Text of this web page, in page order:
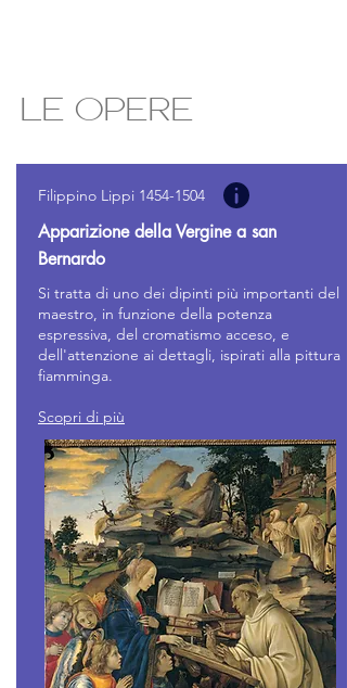
LE OPERE
Filippino Lippi 1454-1504
Apparizione della Vergine a san
Bernardo
Si tratta di uno dei dipinti più importanti del
maestro, in funzione della potenza
espressiva, del cromatismo acceso, e
dell'attenzione ai dettagli, ispirati alla pittura
fiamminga.
Scopri di più